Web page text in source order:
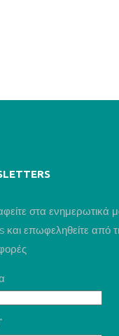
στα ενημερωτικά
και επωφεληθείτε από